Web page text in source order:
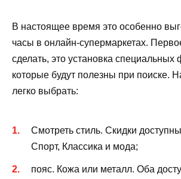
В настоящее время это особенно
часы в онлайн-супермаркетах.
сделать, это установка специальных
которые будут полезны при поиске.
легко выбрать:
Смотреть стиль. Скидки
Спорт, Классика и мода;
пояс. Кожа или металл. Оба